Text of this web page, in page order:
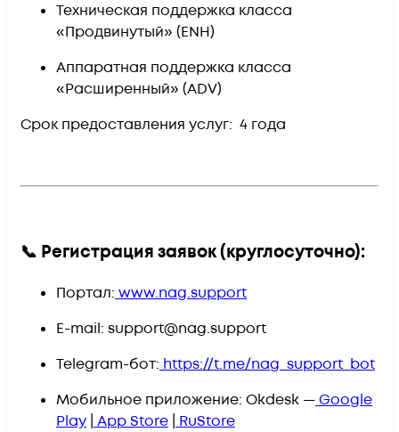
Техническая поддержка класса
«Продвинутый» (ENH)
Аппаратная поддержка класса
«Расширенный» (ADV)
Срок предоставления услуг: 4 года
📞 Регистрация заявок (круглосуточно):
Портал: www.nag.support
E-mail: support@nag.support
Telegram-бот: https://t.me/nag_support_bot
Мобильное приложение: Okdesk —Google
Play App Store RuStore